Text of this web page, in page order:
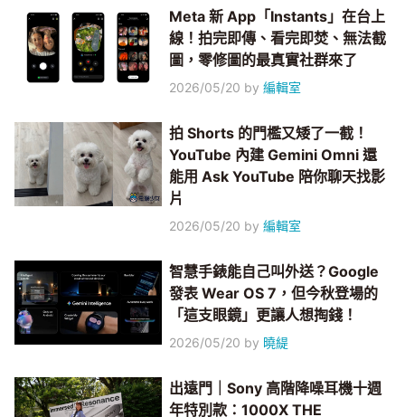
Meta 新 App「Instants」在台上
線！拍完即傳、看完即焚、無法截
圖，零修圖的最真實社群來了
2026/05/20 by編輯室
拍 Shorts 的門檻又矮了一截！
YouTube 內建 Gemini Omni 還
能用 Ask YouTube 陪你聊天找影
片
2026/05/20 by編輯室
智慧手錶能自己叫外送？Google
發表 Wear OS 7，但今秋登場的
「這支眼鏡」更讓人想掏錢！
2026/05/20 by 曉緹
出遠門｜Sony 高階降噪耳機十週
年特別款：1000X THE